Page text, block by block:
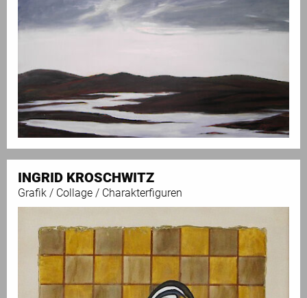
INGRID KROSCHWITZ
Grafik / Collage / Charakterfiguren